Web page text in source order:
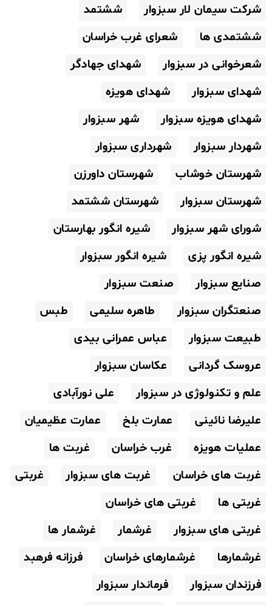
شرکت سیمان لار سبزوار
ششتمد
ششتمدی ها
شعرای غرب خراسان
شعرخوانی در سبزوار
شهدای جهادگر
شهدای سبزوار
شهدای هویزه
شهدای هویزه سبزوار
شهر سبزوار
شهردار سبزوار
شهرداری سبزوار
شهرستان خوشاب
شهرستان داورزن
شهرستان سبزوار
شهرستان ششتمد
شورای شهر سبزوار
شیره انگور بهارستان
شیره انگور پزی
شیره انگور سبزوار
صنایع سبزوار
صنعت سبزوار
صنعتگران سبزوار
طاهره سلیمی
طبس
طبیعت سبزوار
عباس عمرانی بیدی
عروسک گردانی
عکاسان سبزوار
علم و تکنولوژی در سبزوار
علی نورآبادی
علیرضا نائینی
عمارت بلخ
عمارت عظیمیان
عملیات هویزه
غرب خراسان
غربت ها
غربت های خراسان
غربت های سبزوار
غربتی
غربتی ها
غربتی های خراسان
غربتی های سبزوار
غرشمار
غرشمار ها
غرشمارها
غرشمارهای خراسان
فرزانه فرهبد
فرزندان سبزوار
فرماندار سبزوار